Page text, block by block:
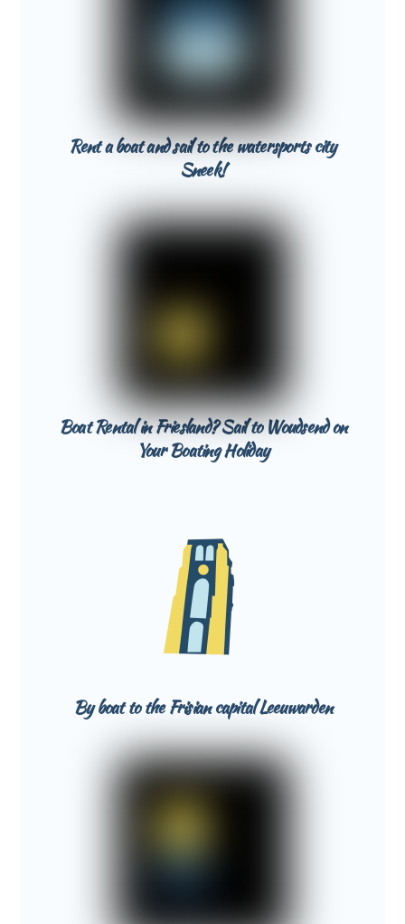
Rent a boat and sail to the watersports city
Sneek!
Boat Rental in Friesland? Sail to Woudsend on
Your Boating Holiday
By boat to the Frisian capital Leeuwarden